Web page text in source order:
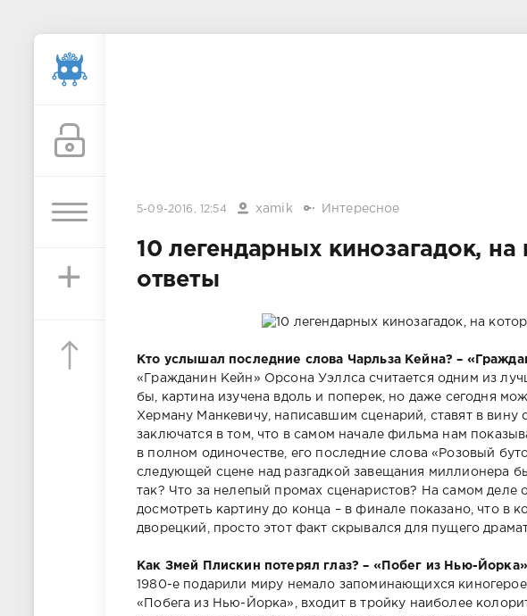
+
5-09-2016, 12:54 xamik Интересное
10 легендарных кинозагадок,
ответы
Кто услышал последние слова Чарльза Кейна? –
«Гражданин Кейн» Орсона Уэллса считается одним из
бы, картина изучена вдоль и поперек, но даже сегодня
Херману Манкевичу, написавшим сценарий, ставят в
заключатся в том, что в самом начале фильма нам
в полном одиночестве, его последние слова «Розовый
следующей сцене над разгадкой завещания миллионера
так? Что за нелепый промах сценаристов? На самом деле
досмотреть картину до конца – в финале показано, что в
дворецкий, просто этот факт скрывался для пущего
Как Змей Плискин потерял глаз? – «Побег из Нью-
1980-е подарили миру немало запоминающихся
«Побега из Нью-Йорка», входит в тройку наиболее